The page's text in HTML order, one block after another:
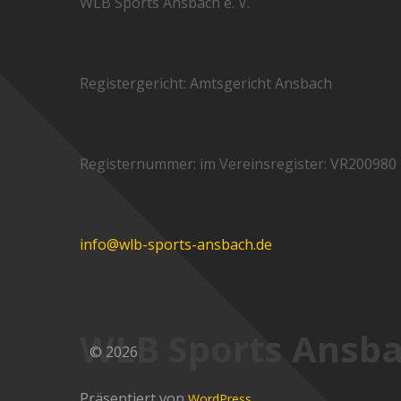
Registergericht: Amtsgericht Ansbach
Registernummer: im Vereinsregister: VR200980
info@wlb-sports-ansbach.de
WLB Sports
© 2026